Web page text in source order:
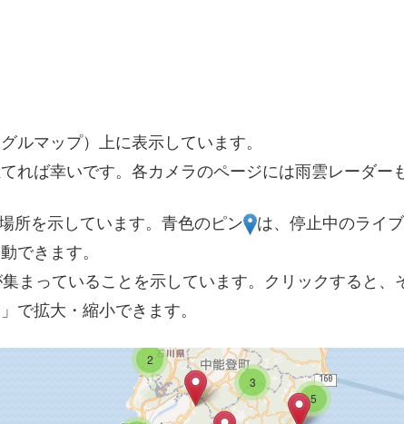
ルマップ）上に表示しています。
れば幸いです。各カメラのページには雨雲レーダー
所を示しています。青色のピン
は、停止中のライ
できます。
まっていることを示しています。クリックすると、
で拡大・縮小できます。
2
5
3